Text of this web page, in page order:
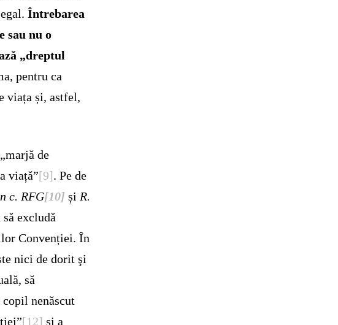
Întrebarea
sau nu o
„dreptul
pentru ca
viața și, astfel,
de
viață”[9]. Pe de
c. RFG[10] și R.
excludă
Convenției. În
nici de dorit şi
să
nenăscut
[12] şi a